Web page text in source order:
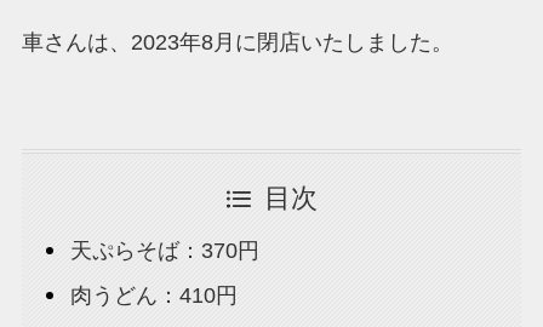
車さんは、2023年8月に閉店いたしました。
目次
天ぷらそば：370円
肉うどん：410円